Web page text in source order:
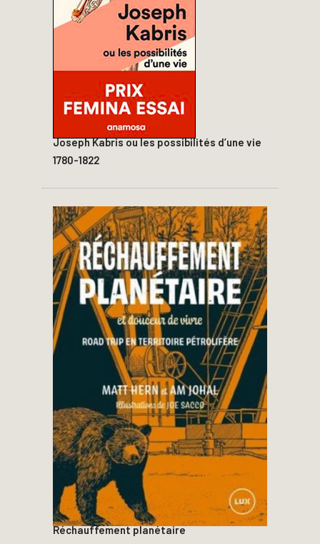
Joseph Kabris ou les possibilités d’une vie
1780-1822
Réchauffement planétaire